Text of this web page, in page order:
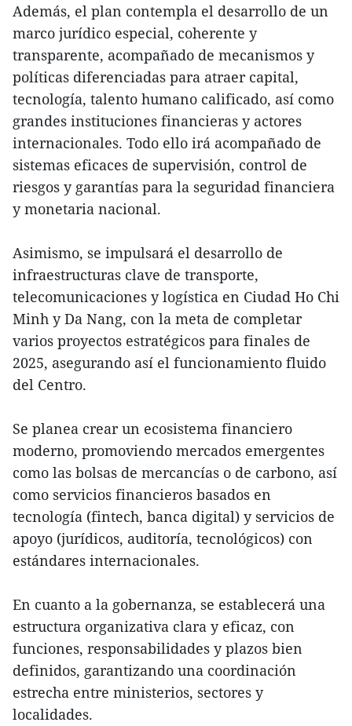
Además, el plan contempla el desarrollo de un
marco jurídico especial, coherente y
transparente, acompañado de mecanismos y
políticas diferenciadas para atraer capital,
tecnología, talento humano calificado, así como
grandes instituciones financieras y actores
internacionales. Todo ello irá acompañado de
sistemas eficaces de supervisión, control de
riesgos y garantías para la seguridad financiera
y monetaria nacional.
Asimismo, se impulsará el desarrollo de
infraestructuras clave de transporte,
telecomunicaciones y logística en Ciudad Ho Chi
Minh y Da Nang, con la meta de completar
varios proyectos estratégicos para finales de
2025, asegurando así el funcionamiento fluido
del Centro.
Se planea crear un ecosistema financiero
moderno, promoviendo mercados emergentes
como las bolsas de mercancías o de carbono, así
como servicios financieros basados en
tecnología (fintech, banca digital) y servicios de
apoyo (jurídicos, auditoría, tecnológicos) con
estándares internacionales.
En cuanto a la gobernanza, se establecerá una
estructura organizativa clara y eficaz, con
funciones, responsabilidades y plazos bien
definidos, garantizando una coordinación
estrecha entre ministerios, sectores y
localidades.